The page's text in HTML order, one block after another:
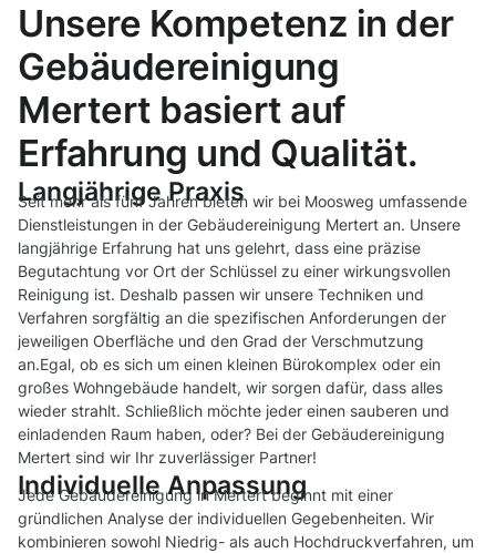
Unsere Kompetenz in der
Gebäudereinigung
Mertert basiert auf
Erfahrung und Qualität.
Langjährige Praxis
Seit mehr als fünf Jahren bieten wir bei Moosweg umfassende
Dienstleistungen in der Gebäudereinigung Mertert an. Unsere
langjährige Erfahrung hat uns gelehrt, dass eine präzise
Begutachtung vor Ort der Schlüssel zu einer wirkungsvollen
Reinigung ist. Deshalb passen wir unsere Techniken und
Verfahren sorgfältig an die spezifischen Anforderungen der
jeweiligen Oberfläche und den Grad der Verschmutzung
an.Egal, ob es sich um einen kleinen Bürokomplex oder ein
großes Wohngebäude handelt, wir sorgen dafür, dass alles
wieder strahlt. Schließlich möchte jeder einen sauberen und
einladenden Raum haben, oder? Bei der Gebäudereinigung
Mertert sind wir Ihr zuverlässiger Partner!
Individuelle Anpassung
Jede Gebäudereinigung in Mertert beginnt mit einer
gründlichen Analyse der individuellen Gegebenheiten. Wir
kombinieren sowohl Niedrig- als auch Hochdruckverfahren, um